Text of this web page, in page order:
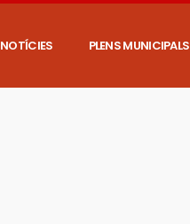
NOTÍCIES PLENS MUNICIPALS